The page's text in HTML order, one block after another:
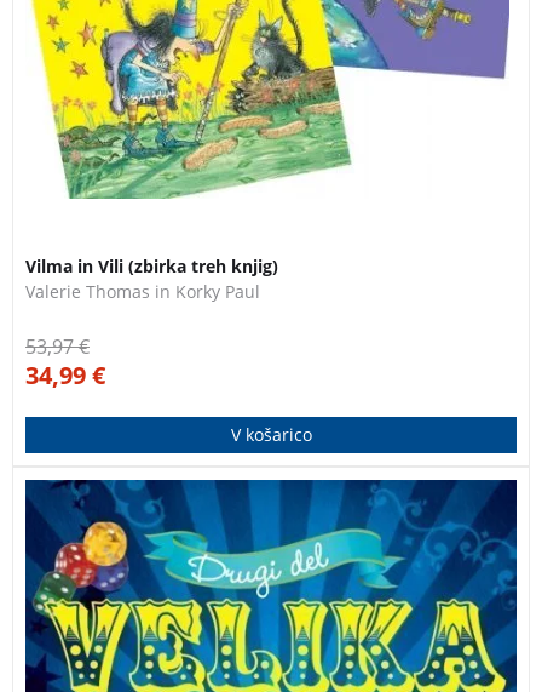
Vilma in Vili (zbirka treh knjig)
Valerie Thomas in Korky Paul
53,97€
34,99€
V košarico
Abrakadabra, čira čara! Ta čudovita knjiga najboljših
čarobnih trikov ti bo pomagala, da boš postal novi
Houdini!